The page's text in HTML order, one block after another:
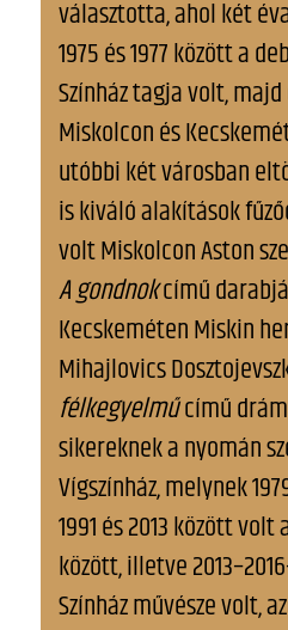
választotta, ahol két
1975 és 1977 között a
Színház tagja volt,
Miskolcon és
utóbbi két városban
is kiváló alakítások
volt Miskolcon Aston
A gondnokcímű
Kecskeméten Miskin
Mihajlovics
félkegyelműcímű
sikereknek a nyomán
Vígszínház, melynek
1991 és 2013 között volt
között, illetve
Színház művésze volt,